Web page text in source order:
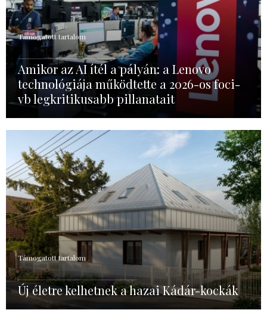
Támogatott tartalom
Amikor az AI ítél a pályán: a Lenovo
technológiája működtette a 2026-os foci-
vb legkritikusabb pillanatait
Támogatott tartalom
Új életre kelhetnek a hazai Kádár-kockák